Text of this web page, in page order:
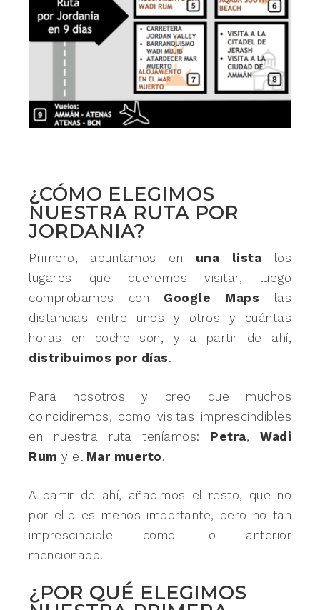
¿CÓMO ELEGIMOS
NUESTRA RUTA POR
JORDANIA?
Primero, apuntamos en una lista los
lugares que queremos visitar, luego
comprobamos con Google Maps las
distancias entre unos y otros y cuántas
horas en coche son, y a partir de ahí,
distribuimos por días.
Para nosotros y creo que muchos
coincidiremos, como visitas imprescindibles
en nuestra ruta teníamos: Petra,Wadi
Rum y el Mar muerto.
A partir de ahí, añadimos el resto, que no
por ello es menos importante, pero no tan
imprescindible como lo anterior
mencionado.
¿POR QUÉ ELEGIMOS